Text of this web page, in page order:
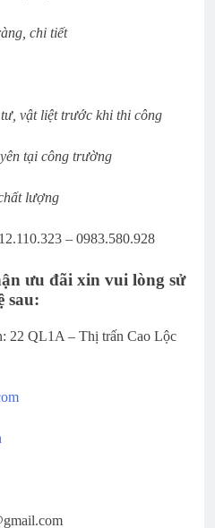
chi tiết
vật liệt trước khi thi công
tại công trường
lượng
– 0983.580.928
ưu đãi xin vui lòng sử
sau:
22 QL1A – Thị trấn Cao Lộc